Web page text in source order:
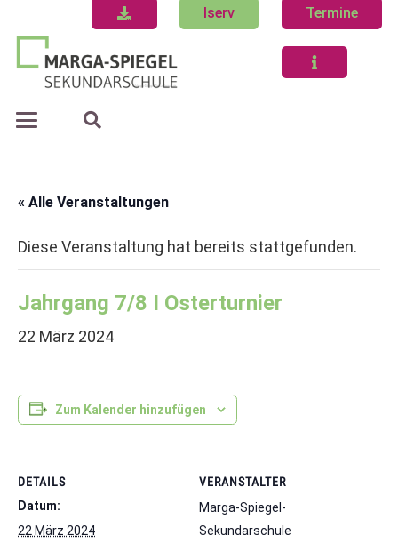
Iserv Termine
« Alle Veranstaltungen
Diese Veranstaltung hat bereits stattgefunden.
Jahrgang 7/8 I Osterturnier
22 März 2024
Zum Kalender hinzufügen
DETAILS
Datum:
22 März 2024
VERANSTALTER
Marga-Spiegel-
Sekundarschule